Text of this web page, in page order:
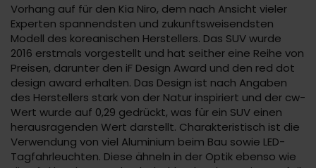
Vorhang auf für den Kia Niro, dem nach Ansicht vieler
Experten spannendsten und zukunftsweisendsten
Modell des koreanischen Herstellers. Das SUV wurde
2016 erstmals vorgestellt und hat seither eine Reihe von
Preisen, darunter den iF Design Award und den red dot
design award erhalten. Das Design ist nach Angaben
des Herstellers stark von der Natur inspiriert und der cw-
Wert wurde auf 0,29 gedrückt, was für ein SUV einen
herausragenden Wert darstellt. Charakteristisch ist die
Verwendung von viel Aluminium beim Bau sowie LED-
Tagfahrleuchten. Diese ähneln in der Optik ebenso wie